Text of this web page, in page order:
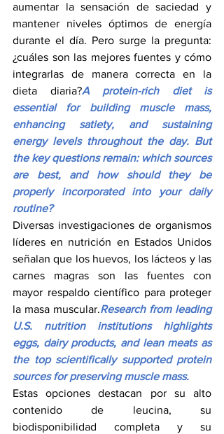
aumentar la sensación de saciedad y
mantener niveles óptimos de energía
durante el día. Pero surge la pregunta:
¿cuáles son las mejores fuentes y cómo
integrarlas de manera correcta en la
dieta diaria?A protein-rich diet is
essential for building muscle mass,
enhancing satiety, and sustaining
energy levels throughout the day. But
the key questions remain: which sources
are best, and how should they be
properly incorporated into your daily
routine?
Diversas investigaciones de organismos
líderes en nutrición en Estados Unidos
señalan que los huevos, los lácteos y las
carnes magras son las fuentes con
mayor respaldo científico para proteger
la masa muscular.Research from leading
U.S. nutrition institutions highlights
eggs, dairy products, and lean meats as
the top scientifically supported protein
sources for preserving muscle mass.
Estas opciones destacan por su alto
contenido de leucina, su
biodisponibilidad completa y su